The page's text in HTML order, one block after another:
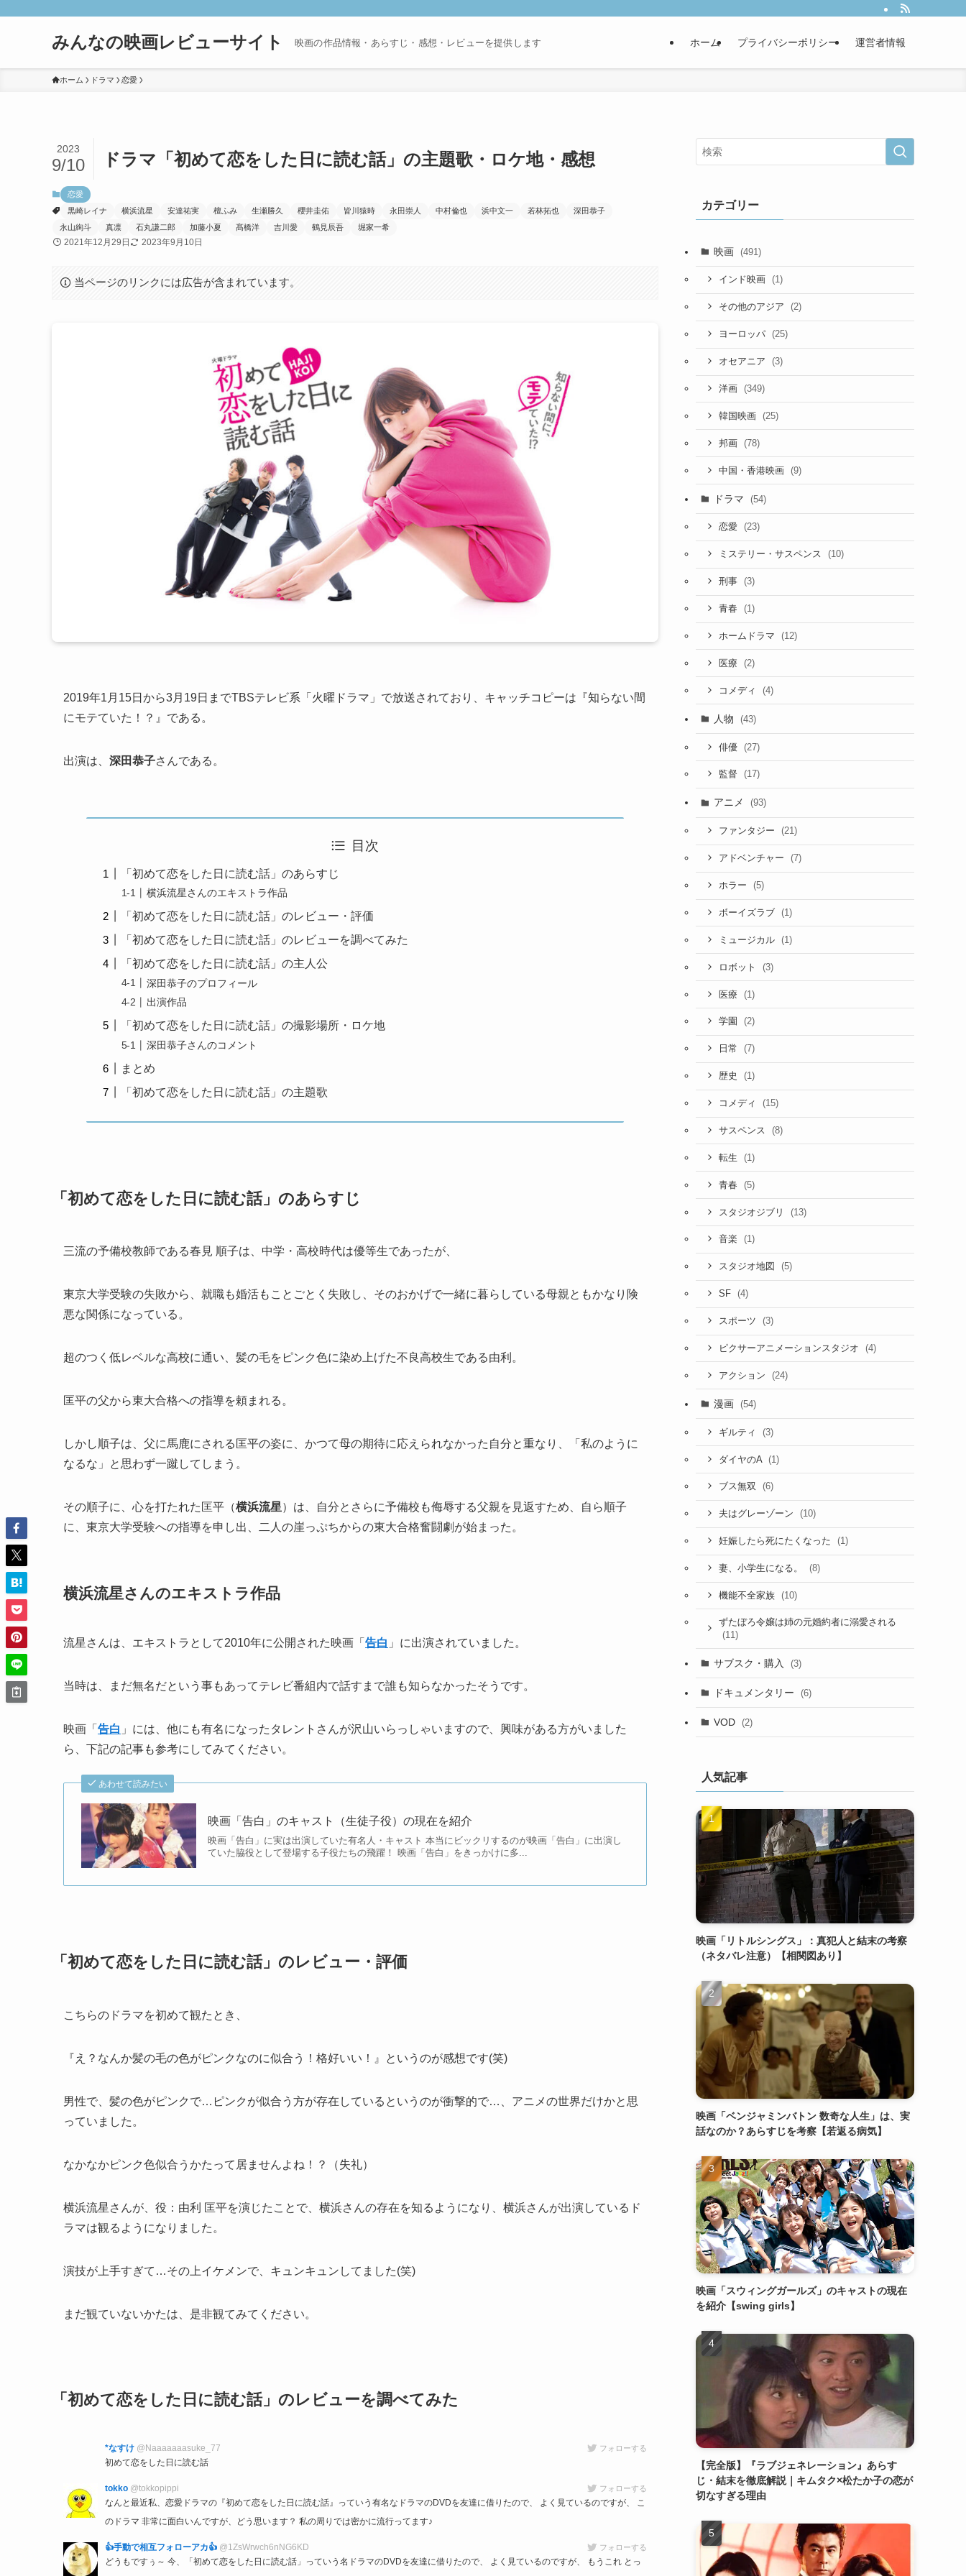
みんなの映画レビューサイト 映画の作品情報・あらすじ・感想・レビューを提供します ホーム プライバシーポリシー 運営者情報
ホーム ドラマ 恋愛
ドラマ「初めて恋をした日に読む話」の主題歌・ロケ地・感想
2023
9/10
恋愛
黒崎レイナ
横浜流星 安達祐実 檀ふみ 生瀬勝久 櫻井圭佑 皆川猿時 永田崇人 中村倫也 浜中文一 若林拓也
深田恭子
永山絢斗
真凛 石丸謙二郎 加藤小夏 髙橋洋 吉川愛 鶴見辰吾 堀家一希
2021年12月29日 2023年9月10日
当ページのリンクには広告が含まれています。
2019年1月15日から3月19日までTBSテレビ系「火曜ドラマ」で放送されており、キャッチコピーは『知らない間
にモテていた！？』である。
出演は、 深田恭子さんである。
目次
「初めて恋をした日に読む話」のあらすじ
横浜流星さんのエキストラ作品
「初めて恋をした日に読む話」のレビュー・評価
「初めて恋をした日に読む話」のレビューを調べてみた
「初めて恋をした日に読む話」の主人公
深田恭子のプロフィール
出演作品
「初めて恋をした日に読む話」の撮影場所・ロケ地
深田恭子さんのコメント
まとめ
「初めて恋をした日に読む話」の主題歌
「初めて恋をした日に読む話」のあらすじ
三流の予備校教師である春見 順子は、中学・高校時代は優等生であったが、
東京大学受験の失敗から、就職も婚活もことごとく失敗し、そのおかげで一緒に暮らしている母親ともかなり険
悪な関係になっている。
超のつく低レベルな高校に通い、髪の毛をピンク色に染め上げた不良高校生である由利。
匡平の父から東大合格への指導を頼まれる。
しかし順子は、父に馬鹿にされる匡平の姿に、かつて母の期待に応えられなかった自分と重なり、「私のように
なるな」と思わず一蹴してしまう。
その順子に、心を打たれた匡平（横浜流星）は、自分とさらに予備校も侮辱する父親を見返すため、自ら順子
に、東京大学受験への指導を申し出、二人の崖っぷちからの東大合格奮闘劇が始まった。
横浜流星さんのエキストラ作品
流星さんは、エキストラとして2010年に公開された映画「 告白 」に出演されていました。
当時は、まだ無名だという事もあってテレビ番組内で話すまで誰も知らなかったそうです。
映画「 告白 」には、他にも有名になったタレントさんが沢山いらっしゃいますので、興味がある方がいました
ら、下記の記事も参考にしてみてください。
あわせて読みたい
映画「告白」のキャスト（生徒子役）の現在を紹介
映画「告白」に実は出演していた有名人・キャスト 本当にビックリするのが映画「告白」に出演し
ていた脇役として登場する子役たちの飛躍！ 映画「告白」をきっかけに多...
「初めて恋をした日に読む話」のレビュー・評価
こちらのドラマを初めて観たとき、
『え？なんか髪の毛の色がピンクなのに似合う！格好いい！』というのが感想です(笑)
男性で、髪の色がピンクで…ピンクが似合う方が存在しているというのが衝撃的で…、アニメの世界だけかと思
っていました。
なかなかピンク色似合うかたって居ませんよね！？（失礼）
横浜流星さんが、役：由利 匡平を演じたことで、横浜さんの存在を知るようになり、横浜さんが出演しているド
ラマは観るようになりました。
演技が上手すぎて…その上イケメンで、キュンキュンしてました(笑)
まだ観ていないかたは、是非観てみてください。
「初めて恋をした日に読む話」のレビューを調べてみた
*なすけ @Naaaaaaasuke_77 フォローする
初めて恋をした日に読む話
tokko @tokkopippi フォローする
なんと最近私、恋愛ドラマの『初めて恋をした日に読む話』っていう有名なドラマのDVDを友達に借りたので、 よく見ているのですが、 こ
のドラマ 非常に面白いんですが、どう思います？ 私の周りでは密かに流行ってます♪
👍手動で相互フォローアカ👍 @1ZsWrwch6nNG6KD フォローする
どうもですぅ～ 今、「初めて恋をした日に読む話」っていう名ドラマのDVDを友達に借りたので、 よく見ているのですが、 もうこれ とっ
カテゴリー
映画 (491)
インド映画 (1)
その他のアジア (2)
ヨーロッパ (25)
オセアニア (3)
洋画 (349)
韓国映画 (25)
邦画 (78)
中国・香港映画 (9)
ドラマ (54)
恋愛 (23)
ミステリー・サスペンス (10)
刑事 (3)
青春 (1)
ホームドラマ (12)
医療 (2)
コメディ (4)
人物 (43)
俳優 (27)
監督 (17)
アニメ (93)
ファンタジー (21)
アドベンチャー (7)
ホラー (5)
ボーイズラブ (1)
ミュージカル (1)
ロボット (3)
医療 (1)
学園 (2)
日常 (7)
歴史 (1)
コメディ (15)
サスペンス (8)
転生 (1)
青春 (5)
スタジオジブリ (13)
音楽 (1)
スタジオ地図 (5)
SF (4)
スポーツ (3)
ピクサーアニメーションスタジオ (4)
アクション (24)
漫画 (54)
ギルティ (3)
ダイヤのA (1)
ブス無双 (6)
夫はグレーゾーン (10)
妊娠したら死にたくなった (1)
妻、小学生になる。 (8)
機能不全家族 (10)
ずたぼろ令嬢は姉の元婚約者に溺愛される
(11)
サブスク・購入 (3)
ドキュメンタリー (6)
VOD (2)
人気記事
映画「リトルシングス」：真犯人と結末の考察
（ネタバレ注意）【相関図あり】
映画「ベンジャミンバトン 数奇な人生」は、実
話なのか？あらすじを考察【若返る病気】
映画「スウィングガールズ」のキャストの現在
を紹介【swing girls】
【完全版】『ラブジェネレーション』あらす
じ・結末を徹底解説｜キムタク×松たか子の恋が
切なすぎる理由